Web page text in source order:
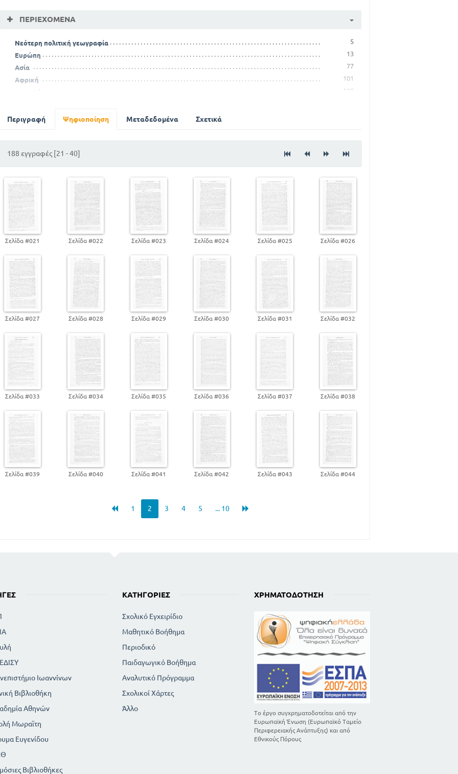
ΠΕΡΙΕΧΌΜΕΝΑ
Νεότερη πολιτική γεωγραφία
5
Ευρώπη
13
Ασία
77
Αφρική
101
Αμερική
119
Μαθηματική γεωγραφία
Περιγραφή Ψηφιοποίηση Μεταδεδομένα Σχετικά
188 εγγραφές [21 - 40]
Σελίδα #021 Σελίδα #022 Σελίδα #023 Σελίδα #024 Σελίδα #025 Σελίδα #026
Σελίδα #027 Σελίδα #028 Σελίδα #029 Σελίδα #030 Σελίδα #031 Σελίδα #032
Σελίδα #033 Σελίδα #034 Σελίδα #035 Σελίδα #036 Σελίδα #037 Σελίδα #038
Σελίδα #039 Σελίδα #040 Σελίδα #041 Σελίδα #042 Σελίδα #043 Σελίδα #044
1 2 3 4 5 ... 10
Ιωαννίνων
Βιβλιοθήκη
Αθηνών
Μωραϊτη
Ευγενίδου
Βιβλιοθήκες
ΚΑΤΗΓΟΡΊΕΣ
Σχολικό Εγχειρίδιο
Μαθητικό Βοήθημα
Περιοδικό
Παιδαγωγικό Βοήθημα
Αναλυτικό Πρόγραμμα
Σχολικοί Χάρτες
Άλλο
ΧΡΗΜΑΤΟΔΌΤΗΣΗ
Το έργο συγχρηματοδοτείται από την
Ευρωπαϊκή Ένωση (Ευρωπαϊκό Ταμείο
Περιφερειακής Ανάπτυξης) και από
Εθνικούς Πόρους